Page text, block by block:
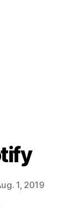
1, 2019